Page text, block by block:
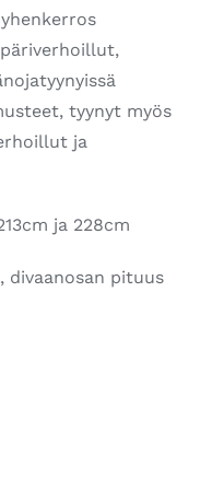
tyynyt myös
ja
ja 228cm
divaanosan pituus